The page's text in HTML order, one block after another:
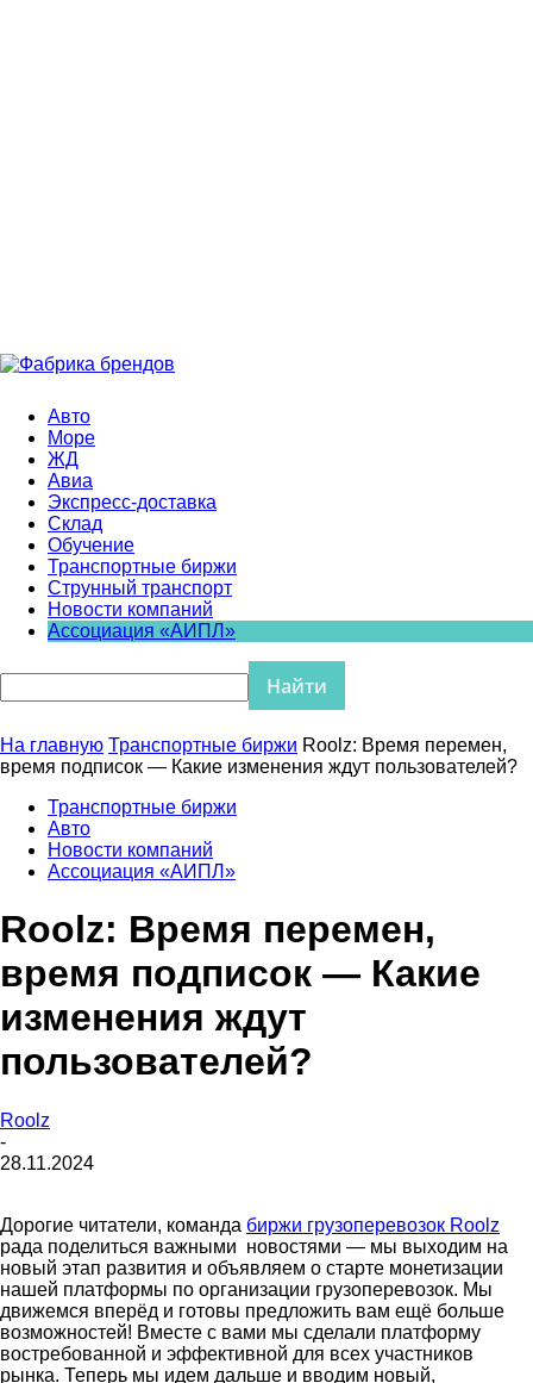
Авто
Море
ЖД
Авиа
Экспресс-доставка
Склад
Обучение
Транспортные биржи
Струнный транспорт
Новости компаний
Ассоциация «АИПЛ»
На главную Транспортные биржи Roolz: Время перемен,
время подписок — Какие изменения ждут пользователей?
Транспортные биржи
Авто
Новости компаний
Ассоциация «АИПЛ»
Roolz: Время перемен,
время подписок — Какие
изменения ждут
пользователей?
Roolz
-
28.11.2024
Дорогие читатели, команда биржи грузоперевозок Roolz
рада поделиться важными новостями — мы выходим на
новый этап развития и объявляем о старте монетизации
нашей платформы по организации грузоперевозок. Мы
движемся вперёд и готовы предложить вам ещё больше
возможностей! Вместе с вами мы сделали платформу
востребованной и эффективной для всех участников
рынка. Теперь мы идем дальше и вводим новый,